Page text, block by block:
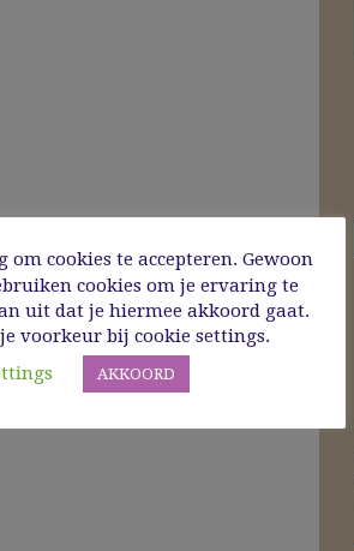
om cookies te accepteren. Gewoon
cookies om je ervaring te
uit dat je hiermee akkoord gaat.
voorkeur bij cookie settings.
AKKOORD